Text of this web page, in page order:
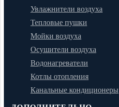
Увлажнители воздуха
Тепловые пушки
Мойки воздуха
Осушители воздуха
Водонагреватели
Котлы отопления
Канальные кондиционеры